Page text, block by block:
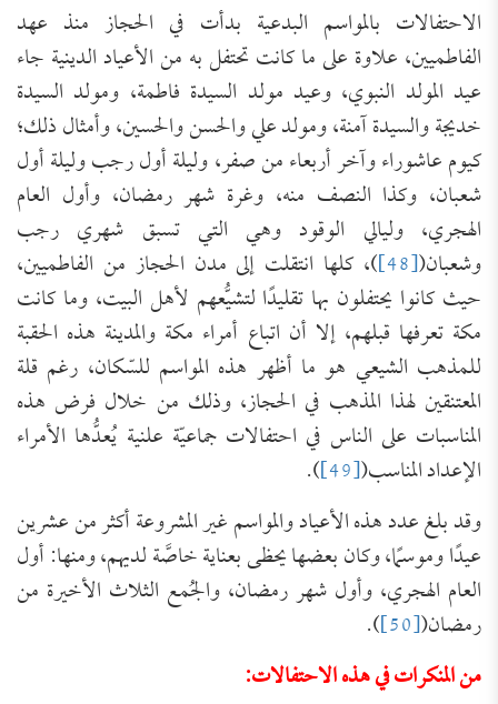
الاحتفالات بالمواسم البدعية بدأت في الحجاز منذ عهد
الفاطميين، علاوة على ما كانت تحتفل به من الأعياد الدينية جاء
عيد المولد النبوي، وعيد مولد السيدة فاطمة، ومولد السيدة
خديجة والسيدة آمنة، ومولد علي والحسن والحسين، وأمثال ذلك؛
كيوم عاشوراء وآخر أربعاء من صفر، وليلة أول رجب وليلة أول
شعبان، وكذا النصف منه، وغرة شهر رمضان، وأول العام
الهجري، وليالي الوقود وهي التي تسبق شهري رجب
وشعبان([48] )، كلها انتقلت إلى مدن الحجاز من الفاطميين،
حيث كانوا يحتفلون بها تقليدًا لتشيُّعهم لأهل البيت، وما كانت
مكة تعرفها قبلهم، إلا أن اتباع أمراء مكة والمدينة هذه الحقبة
للمذهب الشيعي هو ما أظهر هذه المواسم للسّكان، رغم قلة
المعتنقين لهذا المذهب في الحجاز، وذلك من خلال فرض هذه
المناسبات على الناس في احتفالات جماعيّة علنية يُعدُّها الأمراء
الإعداد المناسب([49]
).
وقد بلغ عدد هذه الأعياد والمواسم غير المشروعة أكثر من عشرين
عيدًا وموسمًا، وكان بعضها يحظى بعناية خاصَّة لديهم، ومنها: أول
العام الهجري، وأول شهر رمضان، والجُمع الثلاث الأخيرة من
رمضان([50]
).
من المنكرات في هذه الاحتفالات: